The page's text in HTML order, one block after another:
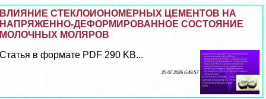
ВЛИЯНИЕ СТЕКЛОИОНОМЕРНЫХ ЦЕМЕНТОВ НА
НАПРЯЖЕННО-ДЕФОРМИРОВАННОЕ СОСТОЯНИЕ
МОЛОЧНЫХ МОЛЯРОВ
Статья в формате PDF 290 KB...
25 07 2026 6:49:57